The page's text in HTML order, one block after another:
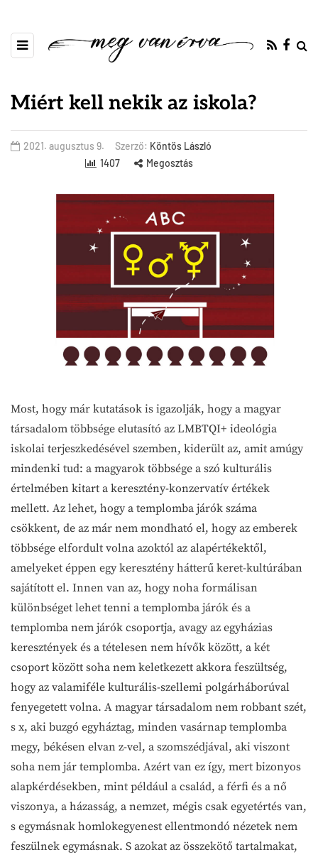
Miért kell nekik az iskola?
2021. augusztus 9. Szerző: Köntös László
1407
Megosztás
Most, hogy már kutatások is igazolják, hogy a magyar
társadalom többsége elutasító az LMBTQI+ ideológia
iskolai terjeszkedésével szemben, kiderült az, amit amúgy
mindenki tud: a magyarok többsége a szó kulturális
értelmében kitart a keresztény-konzervatív értékek
mellett. Az lehet, hogy a templomba járók száma
csökkent, de az már nem mondható el, hogy az emberek
többsége elfordult volna azoktól az alapértékektől,
amelyeket éppen egy keresztény hátterű keret-kultúrában
sajátított el. Innen van az, hogy noha formálisan
különbséget lehet tenni a templomba járók és a
templomba nem járók csoportja, avagy az egyházias
keresztények és a tételesen nem hívők között, a két
csoport között soha nem keletkezett akkora feszültség,
hogy az valamiféle kulturális-szellemi polgárháborúval
fenyegetett volna. A magyar társadalom nem robbant szét,
s x, aki buzgó egyháztag, minden vasárnap templomba
megy, békésen elvan z-vel, a szomszédjával, aki viszont
soha nem jár templomba. Azért van ez így, mert bizonyos
alapkérdésekben, mint például a család, a férfi és a nő
viszonya, a házasság, a nemzet, mégis csak egyetértés van,
s egymásnak homlokegyenest ellentmondó nézetek nem
feszülnek egymásnak. S azokat az összekötő tartalmakat,